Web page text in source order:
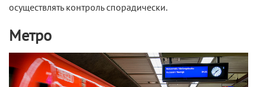
осуществлять контроль спорадически.
Метро